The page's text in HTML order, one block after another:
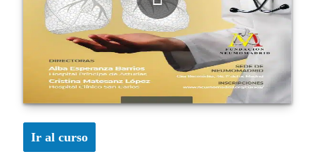
Ir al curso